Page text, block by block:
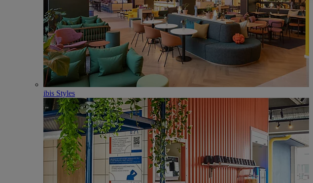
ibis Styles